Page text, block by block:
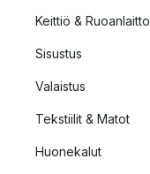
Keittiö & Ruoanlaitto
Sisustus
Valaistus
Tekstiilit & Matot
Huonekalut